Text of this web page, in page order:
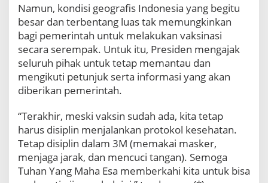
Namun, kondisi geografis Indonesia yang begitu
besar dan terbentang luas tak memungkinkan
bagi pemerintah untuk melakukan vaksinasi
secara serempak. Untuk itu, Presiden mengajak
seluruh pihak untuk tetap memantau dan
mengikuti petunjuk serta informasi yang akan
diberikan pemerintah.
“Terakhir, meski vaksin sudah ada, kita tetap
harus disiplin menjalankan protokol kesehatan.
Tetap disiplin dalam 3M (memakai masker,
menjaga jarak, dan mencuci tangan). Semoga
Tuhan Yang Maha Esa memberkahi kita untuk bisa